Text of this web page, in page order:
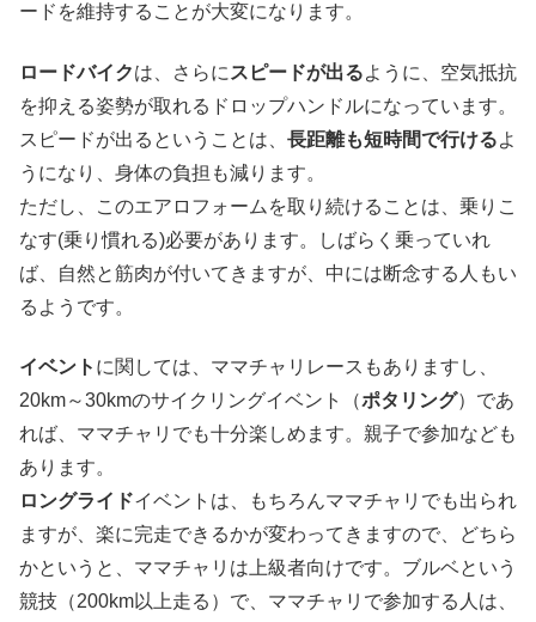
ードを維持することが大変になります。
ロードバイクは、さらに スピードが出るように、空気抵抗
を抑える姿勢が取れるドロップハンドルになっています。
スピードが出るということは、 長距離も短時間で行けるよ
うになり、身体の負担も減ります。
ただし、このエアロフォームを取り続けることは、乗りこ
なす(乗り慣れる)必要があります。しばらく乗っていれ
ば、自然と筋肉が付いてきますが、中には断念する人もい
るようです。
イベント に関しては、ママチャリレースもありますし、
20km～30kmのサイクリングイベント（ポタリング）であ
れば、ママチャリでも十分楽しめます。親子で参加なども
あります。
ロングライドイベントは、もちろんママチャリでも出られ
ますが、楽に完走できるかが変わってきますので、どちら
かというと、ママチャリは上級者向けです。ブルベという
競技（200km以上走る）で、ママチャリで参加する人は、